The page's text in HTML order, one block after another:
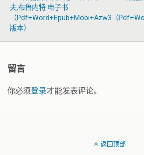
夫.布鲁内特 电子书
（pdf+word+epub+mobi+azw3
版本）
（
留言
你必须登录才能发表评论。
返回顶部